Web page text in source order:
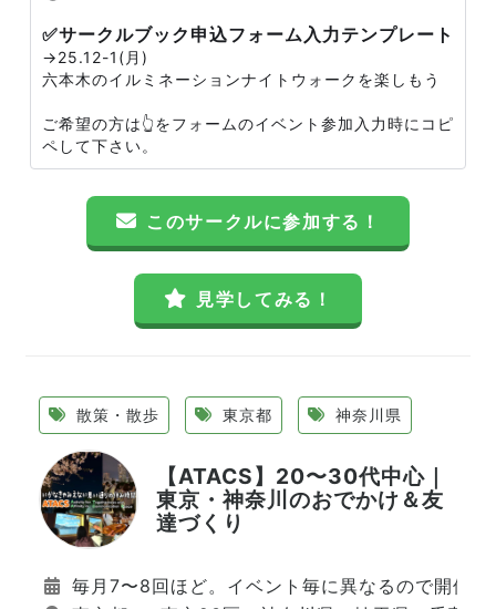
✅サークルブック申込フォーム入力テンプレート
→25.12-1(月)
六本木のイルミネーションナイトウォークを楽しもう
ご希望の方は👆をフォームのイベント参加入力時にコピ
ペして下さい。
このサークルに参加する！
見学してみる！
散策・散歩 東京都 神奈川県
【ATACS】20〜30代中心｜
東京・神奈川のおでかけ＆友
達づくり
毎月7〜8回ほど。イベント毎に異なるので開催